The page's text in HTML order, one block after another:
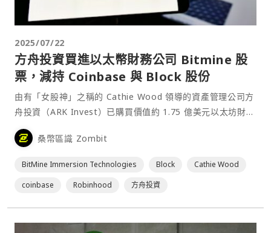
2025/07/22
方舟投資買進以太幣財務公司 Bitmine 股
票，減持 Coinbase 與 Block 股份
由有「女股神」之稱的 Cathie Wood 領導的資產管理公司方
舟投資（ARK Invest）已購買價值約 1.75 億美元以太坊財務
公司 BitMine Immersion Technologies 的股票，並出售了
價值約 9,058 萬美元 Coinbase 交易⋯
桑幣區識 Zombit
BitMine Immersion Technologies Block
Cathie Wood
coinbase
Robinhood 方舟投資